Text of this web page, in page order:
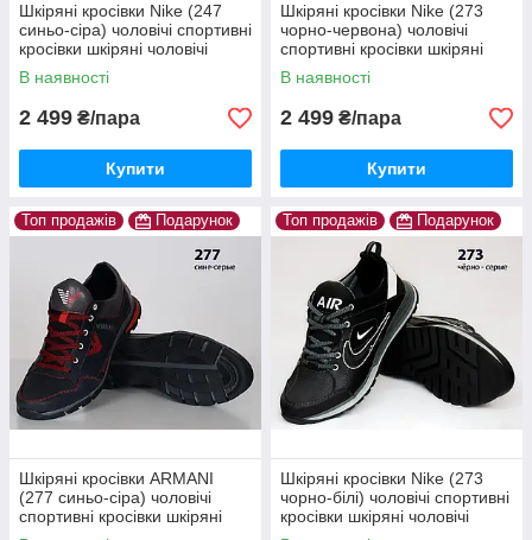
Шкіряні кросівки Nike (247
синьо-сіра) чоловічі спортивні
кросівки шкіряні чоловічі
В наявності
2 499 ₴/пара
Купити
Шкіряні кросівки Nike (273
чорно-червона) чоловічі
спортивні кросівки шкіряні
чоловічі
В наявності
2 499 ₴/пара
Купити
Топ продажів Подарунок
Шкіряні кросівки ARMANI
(277 синьо-сіра) чоловічі
спортивні кросівки шкіряні
чоловічі
Топ продажів Подарунок
Шкіряні кросівки Nike (273
чорно-білі) чоловічі спортивні
кросівки шкіряні чоловічі